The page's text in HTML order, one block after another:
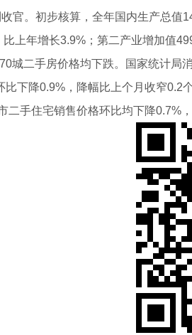
收官。初步核算，全年国内生产总
上年增长3.9%；第二产业增加值
城二手房价格均下跌。国家统计局
比下降0.9%，降幅比上个月收窄
二手住宅销售价格环比均下降0.7%